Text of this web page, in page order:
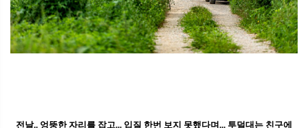
전날.. 엉뚱한 자리를 잡고... 입질 한번 보지 못했다며... 투덜대는 친구에